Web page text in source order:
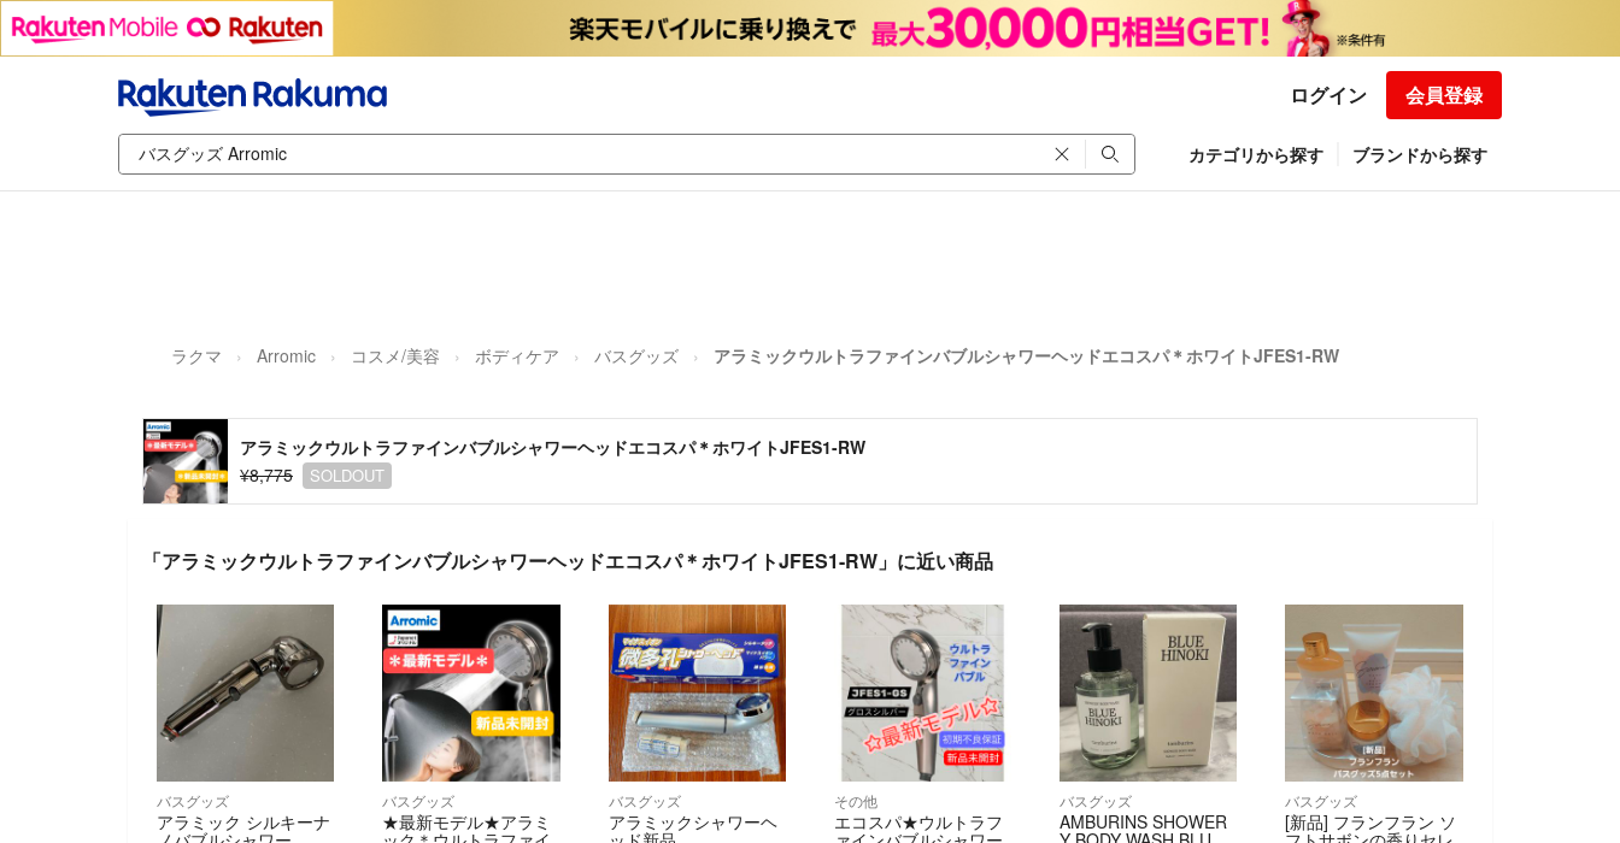
ログイン 会員登録
カテゴリから探す ブランドから探す
ラクマ Arromic コスメ/美容 ボディケア バスグッズ アラミックウルトラファインバブルシャワーヘッドエコスパ＊ホワイトJFES1-RW
アラミックウルトラファインバブルシャワーヘッドエコスパ＊ホワイトJFES1-RW
¥8,775
SOLDOUT
「アラミックウルトラファインバブルシャワーヘッドエコスパ＊ホワイトJFES1-RW」に近い商品
バスグッズ
アラミック シルキーナ
バスグッズ
★最新モデル★アラミ
バスグッズ
アラミックシャワーヘ
その他
エコスパ★ウルトラフ
バスグッズ
AMBURINS SHOWER
バスグッズ
[新品] フランフラン ソ